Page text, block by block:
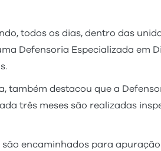
todos os dias, dentro das
Defensoria Especializada em
também destacou que a
três meses são realizadas
encaminhados para apuração.